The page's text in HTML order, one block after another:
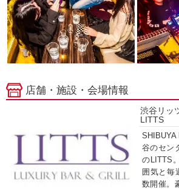
店舗・施設・会場情報
渋谷リッ
LITTS
谷のセン
のLITTS
囲気と毎
数開催。